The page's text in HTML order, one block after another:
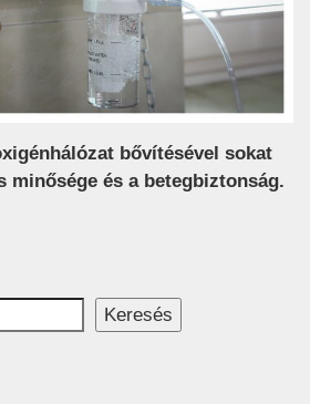
bővítésével sokat
minősége és a betegbiztonság.
Keresés